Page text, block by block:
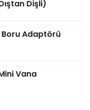
Dişli)
Boru Adaptörü
Vana